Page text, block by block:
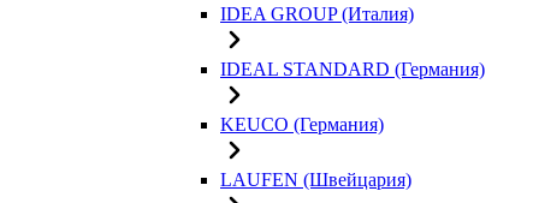
IDEA GROUP (Италия)
IDEAL STANDARD (Германия)
KEUCO (Германия)
LAUFEN (Швейцария)